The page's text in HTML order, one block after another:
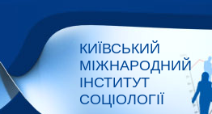
КИЇВСЬКИЙ
МІЖНАРОДНИЙ
ІНСТИТУТ
СОЦІОЛОГІЇ